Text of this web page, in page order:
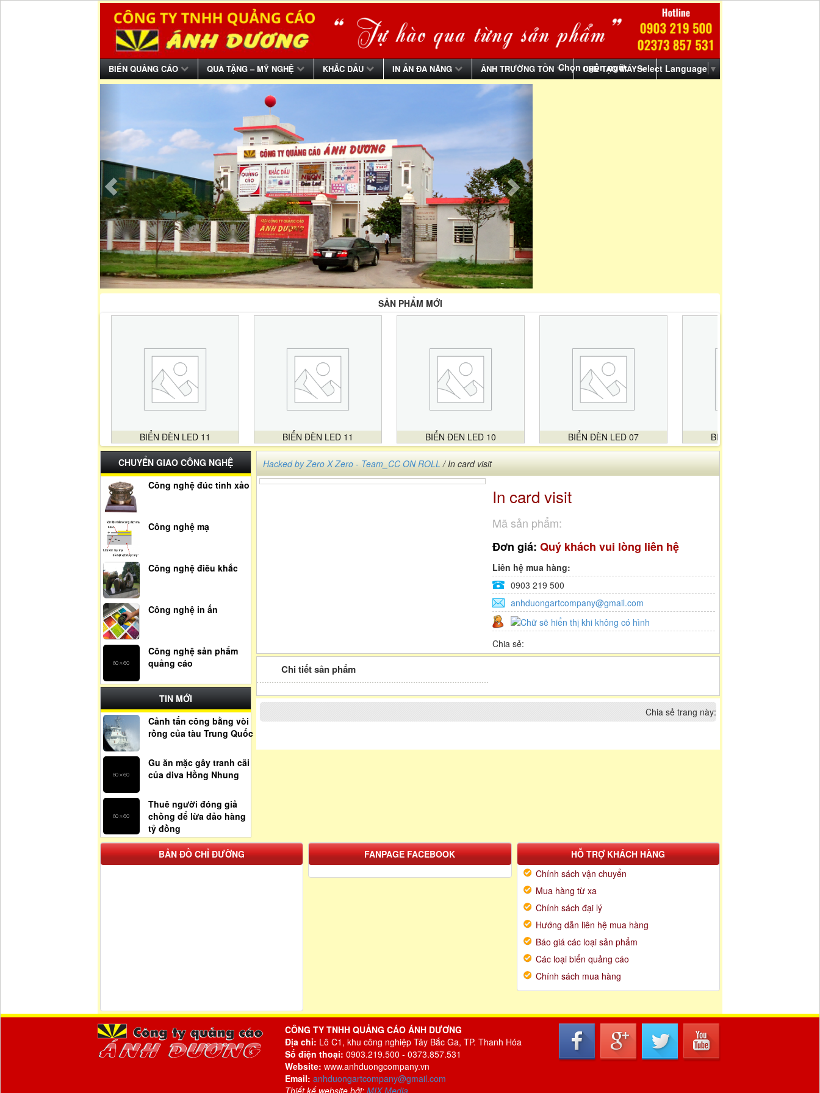
BIỂN QUẢNG CÁO QUÀ TẶNG – MỸ NGHỆ KHẮC DẤU IN ẤN ĐA NĂNG ẢNH TRƯỜNG TỒN CHẾ TẠO MÁY
Chọn ngôn ngữ: Select Language ▼
SẢN PHẨM MỚI
BIỂN ĐÈN LED 11 BIỂN ĐÈN LED 11 BIỂN ĐEN LED 10 BIỂN ĐÈN LED 07 BIỂN ĐÈN LED 08
CHUYỂN GIAO CÔNG NGHỆ
Công nghệ đúc tinh xảo
Công nghệ mạ
Công nghệ điêu khắc
Công nghệ in ấn
Công nghệ sản phẩm
quảng cáo
TIN MỚI
Cảnh tấn công bằng vòi
rồng của tàu Trung Quốc
Gu ăn mặc gây tranh cãi
của diva Hồng Nhung
Thuê người đóng giả
chồng để lừa đảo hàng
tỷ đồng
Hacked by Zero X Zero - Team_CC ON ROLL/ In card visit
In card visit
Mã sản phẩm:
Đơn giá: Quý khách vui lòng liên hệ
Liên hệ mua hàng:
0903 219 500
anhduongartcompany@gmail.com
Chia sẻ:
Chi tiết sản phẩm
Chia sẻ trang này:
BẢN ĐỒ CHỈ ĐƯỜNG FANPAGE FACEBOOK
HỖ TRỢ KHÁCH HÀNG
Chính sách vận chuyển
Mua hàng từ xa
Chính sách đại lý
Hướng dẫn liên hệ mua hàng
Báo giá các loại sản phẩm
Các loại biển quảng cáo
Chính sách mua hàng
CÔNG TY TNHH QUẢNG CÁO ÁNH DƯƠNG
Địa chỉ: Lô C1, khu công nghiệp Tây Bắc Ga, TP. Thanh Hóa
Số điện thoại: 0903.219.500 - 0373.857.531
Website: www.anhduongcompany.vn
Email: anhduongartcompany@gmail.com